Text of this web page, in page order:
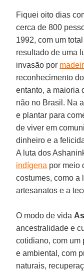
Fiquei oito dias
cerca de 800
1992, com um
resultado de uma
invasão por
reconhecimento
entanto, a maioria
não no Brasil. Na
e plantar para
de viver em
dinheiro e a
A luta dos
indígena por meio
costumes, como a
artesanatos e a
O modo de vida
ancestralidade e
cotidiano, com um
e ambiental, com
naturais,